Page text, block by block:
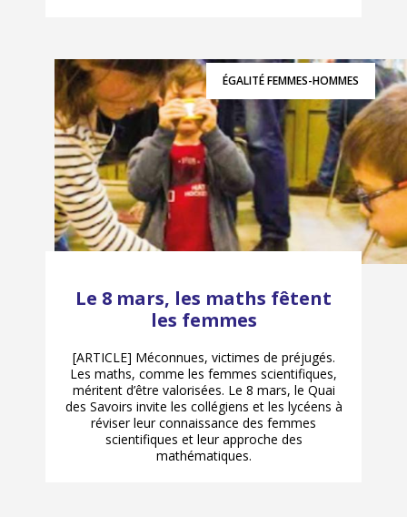
ÉGALITÉ FEMMES-HOMMES
Le 8 mars, les maths fêtent
les femmes
[ARTICLE] Méconnues, victimes de préjugés.
Les maths, comme les femmes scientifiques,
méritent d’être valorisées. Le 8 mars, le Quai
des Savoirs invite les collégiens et les lycéens à
réviser leur connaissance des femmes
scientifiques et leur approche des
mathématiques.